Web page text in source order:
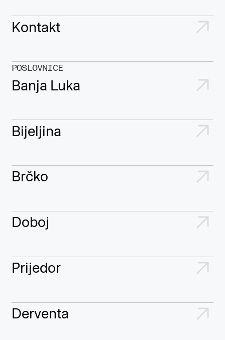
Kontakt
POSLOVNICE
Banja Luka
Bijeljina
Brčko
Doboj
Prijedor
Derventa